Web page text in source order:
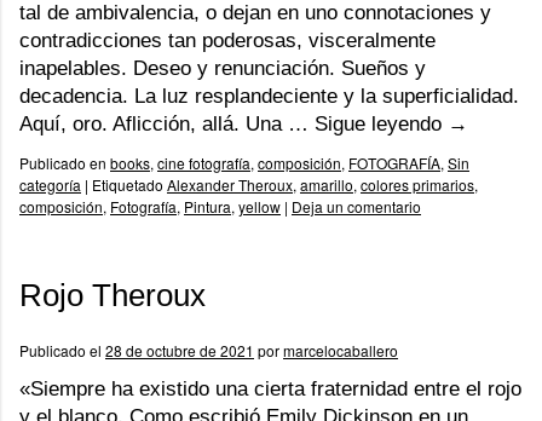
tal de ambivalencia, o dejan en uno connotaciones y
contradicciones tan poderosas, visceralmente
inapelables. Deseo y renunciación. Sueños y
decadencia. La luz resplandeciente y la superficialidad.
Aquí, oro. Aflicción, allá. Una … Sigue leyendo →
Publicado en books, cine fotografía, composición, FOTOGRAFÍA, Sin
categoría | Etiquetado Alexander Theroux, amarillo, colores primarios,
composición, Fotografía, Pintura, yellow | Deja un comentario
Rojo Theroux
Publicado el 28 de octubre de 2021 pormarcelocaballero
«Siempre ha existido una cierta fraternidad entre el rojo